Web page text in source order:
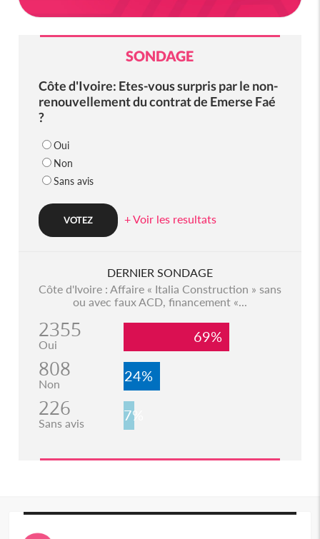
SONDAGE
Côte d'Ivoire: Etes-vous surpris par le non-
renouvellement du contrat de Emerse Faé
?
Oui
Non
Sans avis
+ Voir les resultats
DERNIER SONDAGE
Côte d'Ivoire : Affaire « Italia Construction » sans
ou avec faux ACD, financement «...
2355
Oui 69%
808
Non 24%
226
Sans avis 7%